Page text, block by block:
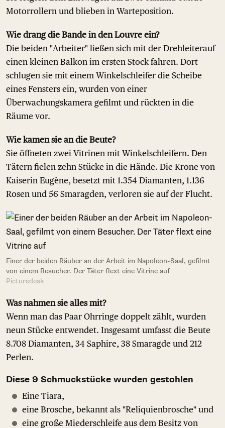
Motorrollern und blieben in Warteposition.
Wie drang die Bande in den Louvre ein?
Die beiden "Arbeiter" ließen sich mit der Drehleiterauf
einen kleinen Balkon im ersten Stock fahren. Dort
schlugen sie mit einem Winkelschleifer die Scheibe
eines Fensters ein, wurden von einer
Überwachungskamera gefilmt und rückten in die
Räume vor.
Wie kamen sie an die Beute?
Sie öffneten zwei Vitrinen mit Winkelschleifern. Den
Tätern fielen zehn Stücke in die Hände. Die Krone von
Kaiserin Eugène, besetzt mit 1.354 Diamanten, 1.136
Rosen und 56 Smaragden, verloren sie auf der Flucht.
Einer der beiden Räuber an der Arbeit im Napoleon-Saal, gefilmt
von einem Besucher. Der Täter flext eine Vitrine auf
Picturedesk
Was nahmen sie alles mit?
Wenn man das Paar Ohrringe doppelt zählt, wurden
neun Stücke entwendet. Insgesamt umfasst die Beute
8.708 Diamanten, 34 Saphire, 38 Smaragde und 212
Perlen.
Diese 9 Schmuckstücke wurden gestohlen
Eine Tiara,
eine Brosche, bekannt als "Reliquienbrosche" und
eine große Miederschleife aus dem Besitz von